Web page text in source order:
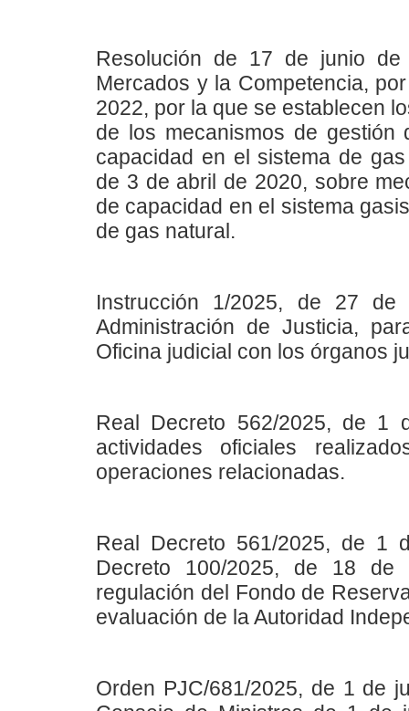
Resolución de 17 de junio
Mercados y la Competencia,
2022, por la que se establecen
de los mecanismos de gestión
capacidad en el sistema de
de 3 de abril de 2020, sobre
de capacidad en el sistema
de gas natural.
Instrucción 1/2025, de 27
Administración de Justicia,
Oficina judicial con los órganos
Real Decreto 562/2025, de 1
actividades oficiales
operaciones relacionadas.
Real Decreto 561/2025, de 1
Decreto 100/2025, de 18
regulación del Fondo de
evaluación de la Autoridad
Orden PJC/681/2025, de 1 de